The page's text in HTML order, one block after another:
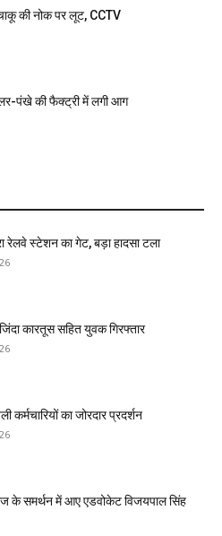
की नोक पर लूट, CCTV
पंखे की फैक्ट्री में लगी आग
रेलवे स्टेशन का गेट, बड़ा हादसा टला
कारतूस सहित युवक गिरफ्तार
कर्मचारियों का जोरदार प्रदर्शन
के समर्थन में आए एडवोकेट विजयपाल सिंह